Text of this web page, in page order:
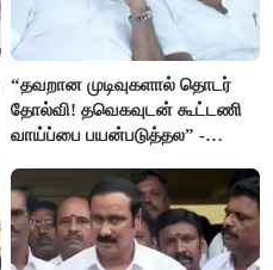
“தவறான முடிவுகளால் தொடர்
தோல்வி! தவெகவுடன் கூட்டணி
வாய்ப்பை பயன்படுத்தல” -